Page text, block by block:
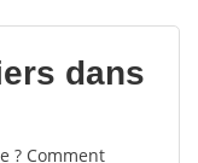
dans
? Comment